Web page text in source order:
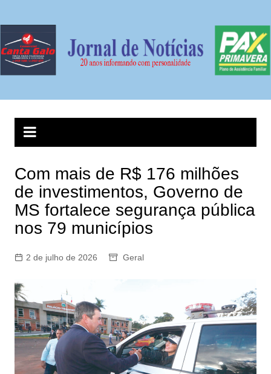
conteúdo
Com mais de R$ 176 milhões
de investimentos, Governo de
MS fortalece segurança pública
nos 79 municípios
2 de julho de 2026 Geral